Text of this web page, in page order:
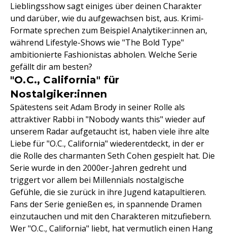
Lieblingsshow sagt einiges über deinen Charakter
und darüber, wie du aufgewachsen bist, aus. Krimi-
Formate sprechen zum Beispiel Analytiker:innen an,
während Lifestyle-Shows wie "The Bold Type"
ambitionierte Fashionistas abholen. Welche Serie
gefällt dir am besten?
"O.C., California" für
Nostalgiker:innen
Spätestens seit Adam Brody in seiner Rolle als
attraktiver Rabbi in "Nobody wants this" wieder auf
unserem Radar aufgetaucht ist, haben viele ihre alte
Liebe für "O.C., California" wiederentdeckt, in der er
die Rolle des charmanten Seth Cohen gespielt hat. Die
Serie wurde in den 2000er-Jahren gedreht und
triggert vor allem bei Millennials nostalgische
Gefühle, die sie zurück in ihre Jugend katapultieren.
Fans der Serie genießen es, in spannende Dramen
einzutauchen und mit den Charakteren mitzufiebern.
Wer "O.C., California" liebt, hat vermutlich einen Hang